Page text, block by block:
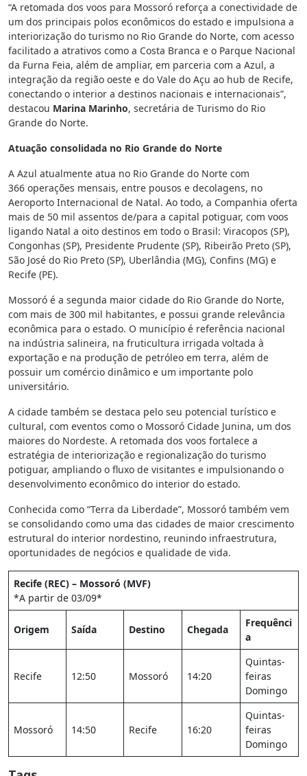
“A retomada dos voos para Mossoró reforça a conectividade de
um dos principais polos econômicos do estado e impulsiona a
interiorização do turismo no Rio Grande do Norte, com acesso
facilitado a atrativos como a Costa Branca e o Parque Nacional
da Furna Feia, além de ampliar, em parceria com a Azul, a
integração da região oeste e do Vale do Açu ao hub de Recife,
conectando o interior a destinos nacionais e internacionais”,
destacou Marina Marinho, secretária de Turismo do Rio
Grande do Norte.
Atuação consolidada no Rio Grande do Norte
A Azul atualmente atua no Rio Grande do Norte com
366 operações mensais, entre pousos e decolagens, no
Aeroporto Internacional de Natal. Ao todo, a Companhia oferta
mais de 50 mil assentos de/para a capital potiguar, com voos
ligando Natal a oito destinos em todo o Brasil: Viracopos (SP),
Congonhas (SP), Presidente Prudente (SP), Ribeirão Preto (SP),
São José do Rio Preto (SP), Uberlândia (MG), Confins (MG) e
Recife (PE).
Mossoró é a segunda maior cidade do Rio Grande do Norte,
com mais de 300 mil habitantes, e possui grande relevância
econômica para o estado. O município é referência nacional
na indústria salineira, na fruticultura irrigada voltada à
exportação e na produção de petróleo em terra, além de
possuir um comércio dinâmico e um importante polo
universitário.
A cidade também se destaca pelo seu potencial turístico e
cultural, com eventos como o Mossoró Cidade Junina, um dos
maiores do Nordeste. A retomada dos voos fortalece a
estratégia de interiorização e regionalização do turismo
potiguar, ampliando o fluxo de visitantes e impulsionando o
desenvolvimento econômico do interior do estado.
Conhecida como “Terra da Liberdade”, Mossoró também vem
se consolidando como uma das cidades de maior crescimento
estrutural do interior nordestino, reunindo infraestrutura,
oportunidades de negócios e qualidade de vida.
Recife (REC) – Mossoró (MVF)
*A partir de 03/09*
Origem Saída Destino Chegada
Frequênci
a
Recife 12:50 Mossoró 14:20
Quintas-
feiras
Domingo
Mossoró 14:50 Recife 16:20
Quintas-
feiras
Domingo